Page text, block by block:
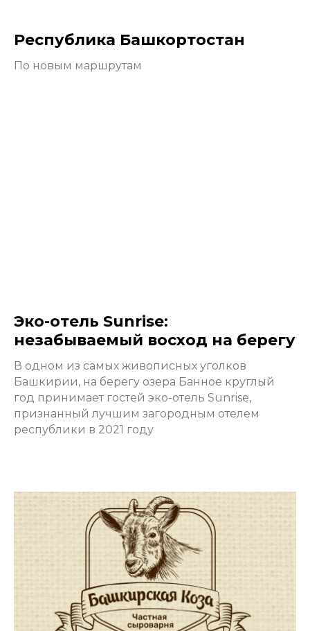
Республика Башкортостан
По новым маршрутам
Эко-отель Sunrise:
незабываемый восход на берегу
В одном из самых живописных уголков
Башкирии, на берегу озера Банное круглый
год принимает гостей эко-отель Sunrise,
признанный лучшим загородным отелем
республики в 2021 году